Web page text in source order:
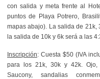
con salida y meta frente al
puntos de Playa Potrero,
mapas abajo). La salida de 21k,
la salida de 10k y 6k será a las
Inscripción: Cuesta $50 (IVA
para los 21k, 30k y 42k. Ojo,
Saucony, sandalias